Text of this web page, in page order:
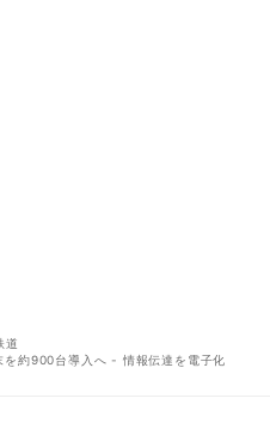
道
を約900台導入へ - 情報伝達を電子化